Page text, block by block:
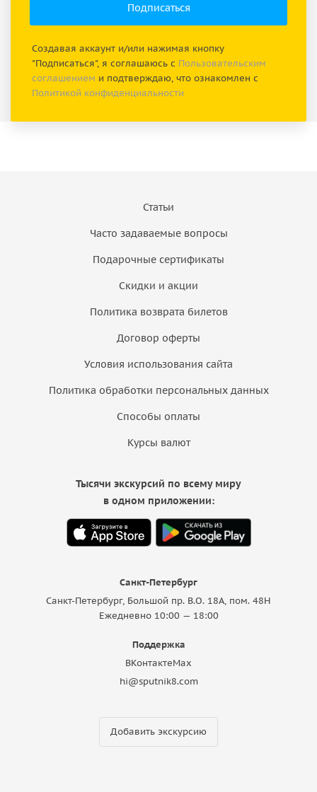
Создавая аккаунт и/или нажимая кнопку
"Подписаться", я соглашаюсь с Пользовательским
соглашением и подтверждаю, что ознакомлен с
Политикой конфиденциальности
Статьи
Часто задаваемые вопросы
Подарочные сертификаты
Скидки и акции
Политика возврата билетов
Договор оферты
Условия использования сайта
Политика обработки персональных данных
Способы оплаты
Курсы валют
Санкт-Петербург
Санкт-Петербург, Большой пр. В.О. 18A, пом. 48Н
Ежедневно 10:00 — 18:00
Поддержка
ВКонтактеMax
hi@sputnik8.com
Добавить экскурсию
Тысячи экскурсий по всему миру
в одном приложении: